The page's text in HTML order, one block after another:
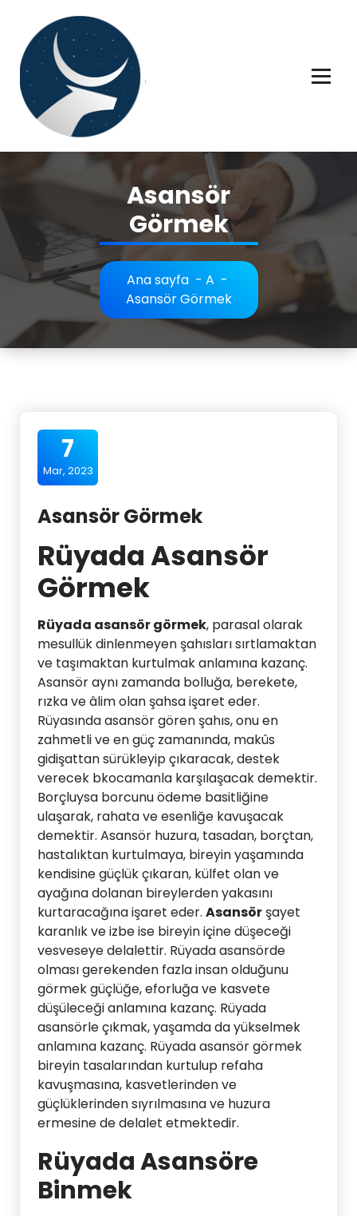
Asansör
Görmek
Ana sayfa- A -
Asansör Görmek
7
Mar, 2023
Asansör Görmek
Rüyada Asansör
Görmek
Rüyada asansör görmek, parasal olarak
mesullük dinlenmeyen şahısları sırtlamaktan
ve taşımaktan kurtulmak anlamına kazanç.
Asansör aynı zamanda bolluğa, berekete,
rızka ve âlim olan şahsa işaret eder.
Rüyasında asansör gören şahıs, onu en
zahmetli ve en güç zamanında, makûs
gidişattan sürükleyip çıkaracak, destek
verecek bkocamanla karşılaşacak demektir.
Borçluysa borcunu ödeme basitliğine
ulaşarak, rahata ve esenliğe kavuşacak
demektir. Asansör huzura, tasadan, borçtan,
hastalıktan kurtulmaya, bireyin yaşamında
kendisine güçlük çıkaran, külfet olan ve
ayağına dolanan bireylerden yakasını
kurtaracağına işaret eder. Asansör şayet
karanlık ve izbe ise bireyin içine düşeceği
vesveseye delalettir. Rüyada asansörde
olması gerekenden fazla insan olduğunu
görmek güçlüğe, eforluğa ve kasvete
düşüleceği anlamına kazanç. Rüyada
asansörle çıkmak, yaşamda da yükselmek
anlamına kazanç. Rüyada asansör görmek
bireyin tasalarından kurtulup refaha
kavuşmasına, kasvetlerinden ve
güçlüklerinden sıyrılmasına ve huzura
ermesine de delalet etmektedir.
Rüyada Asansöre
Binmek